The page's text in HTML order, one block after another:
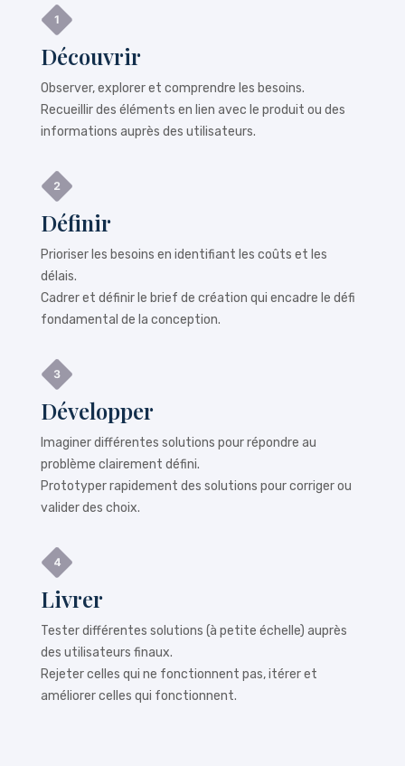
Découvrir
Observer, explorer et comprendre les besoins.
Recueillir des éléments en lien avec le produit ou des
informations auprès des utilisateurs.
Définir
Prioriser les besoins en identifiant les coûts et les
délais.
Cadrer et définir le brief de création qui encadre le défi
fondamental de la conception.
Développer
Imaginer différentes solutions pour répondre au
problème clairement défini.
Prototyper rapidement des solutions pour corriger ou
valider des choix.
Livrer
Tester différentes solutions (à petite échelle) auprès
des utilisateurs finaux.
Rejeter celles qui ne fonctionnent pas, itérer et
améliorer celles qui fonctionnent.